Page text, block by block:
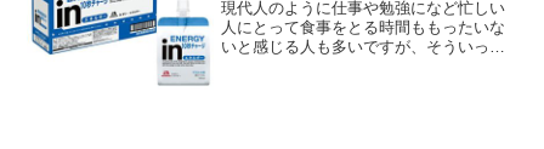
現代人のように仕事や勉強になど忙しい
人にとって食事をとる時間ももったいな
いと感じる人も多いですが、そういった